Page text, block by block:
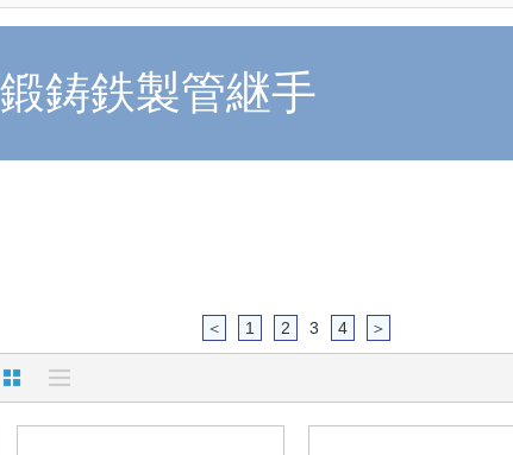
鋳鉄製管継手
＜ 1 2 3 4 ＞